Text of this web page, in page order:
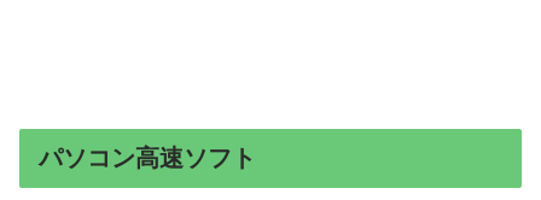
パソコン高速ソフト